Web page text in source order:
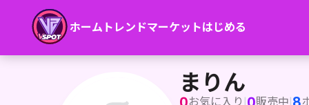
ホーム トレンドマーケットはじめる
まりん
まりん